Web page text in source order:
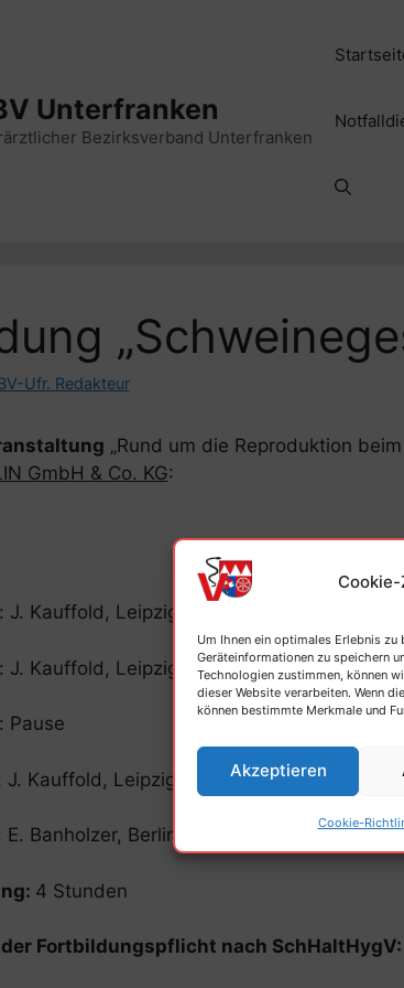
Um Ihnen ein optimales Erlebnis
Geräteinformationen zu speichern
Technologien zustimmen, können
dieser Website verarbeiten. Wenn
können bestimmte Merkmale und
Akzeptieren
Cookie-
Unterfranken
Bezirksverband Unterfranken
Ufr. Redakteur
„Rund um die Reproduktion
GmbH & Co. KG:
Kauffold, Leipzig: Physiologie der Repro
J. Kauffold, Leipzig: Pathologie der Repro
Pause
Kauffold, Leipzig: Fälle und anschließende
Banholzer, Berlin: Kongressnachlese des
4 Stunden
Fortbildungspflicht nach SchHaltHygV: